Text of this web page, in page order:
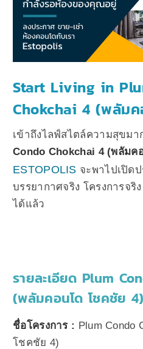
Start Living in
Chokchai 4 (พลัม
เข้าถึงไลฟ์สไตล์ความสุขม
Condo Chokchai 4 (พลัมค
ESTOPOLIS จะพาไปเปิด
บรรยากาศจริง โครงการจริ
ได้แล้ว
รายละเอียด Plum
(พลัมคอนโด โชคชัย 4)
ชื่อโครงการ : Plum Condo
โชคชัย 4)